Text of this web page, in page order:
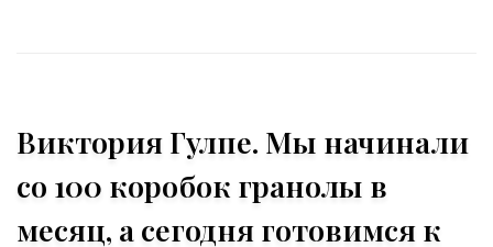
Виктория Гулпе. Мы начинали
со 100 коробок гранолы в
месяц, а сегодня готовимся к